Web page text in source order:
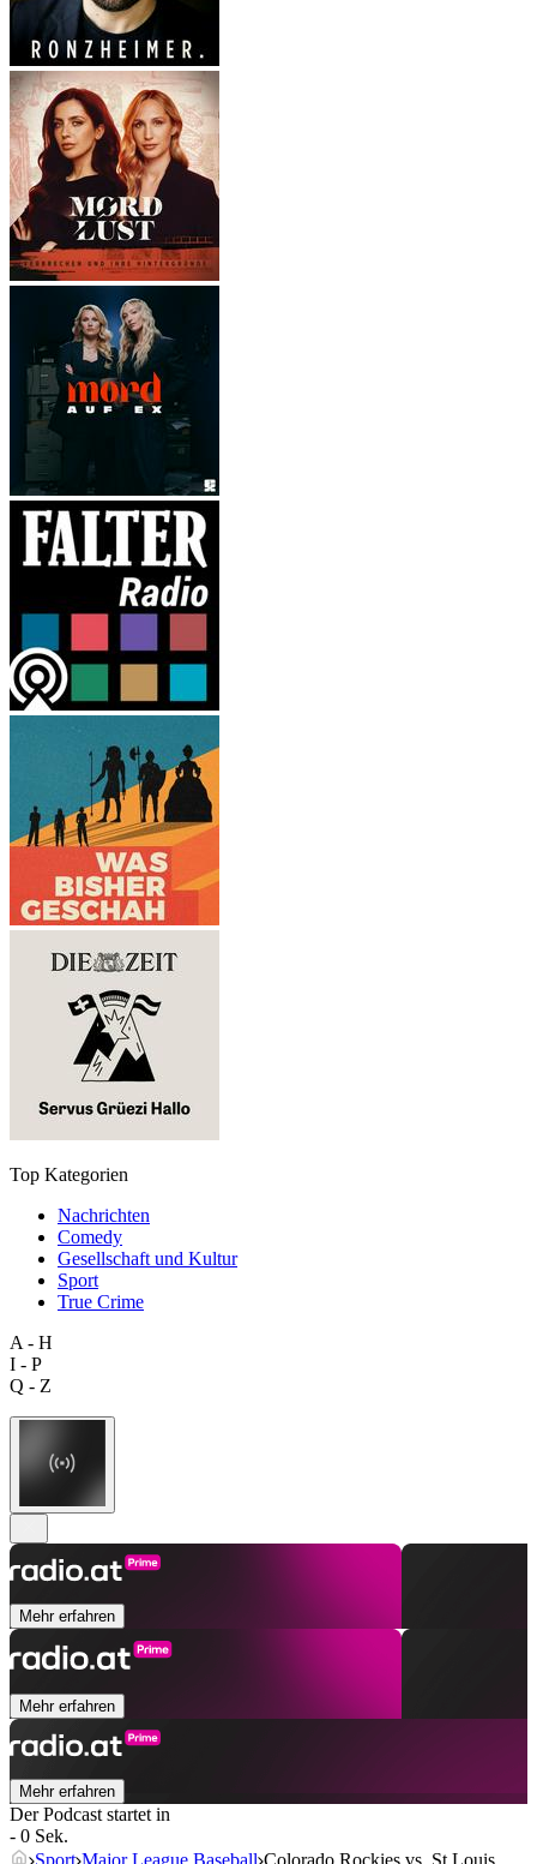
Top Kategorien
Nachrichten
Comedy
Gesellschaft und Kultur
Sport
True Crime
A - H
I - P
Q - Z
Mehr erfahren
Mehr erfahren
Mehr erfahren
Der Podcast startet in
- 0 Sek.